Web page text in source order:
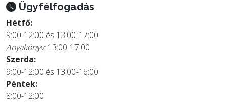
Ügyfélfogadás
Hétfő:
9:00-12:00 és 13:00-17:00
Anyakönyv:13:00-17:00
Szerda:
9:00-12:00 és 13:00-16:00
Péntek:
8:00-12:00